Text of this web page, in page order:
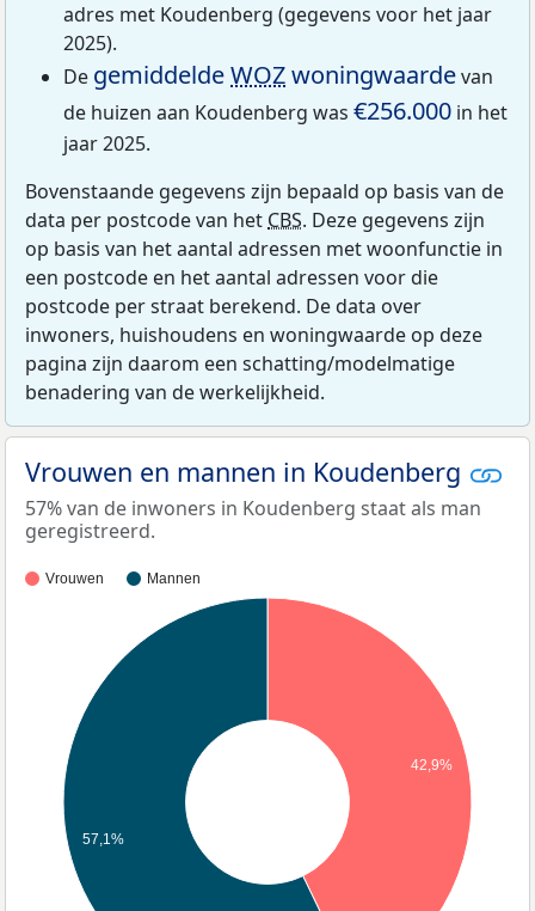
adres met Koudenberg (gegevens voor het jaar
2025).
De gemiddeldeWOZwoningwaardevan
de huizen aan Koudenberg was €256.000 in het
jaar 2025.
Bovenstaande gegevens zijn bepaald op basis van de
data per postcode van het CBS. Deze gegevens zijn
op basis van het aantal adressen met woonfunctie in
een postcode en het aantal adressen voor die
postcode per straat berekend. De data over
inwoners, huishoudens en woningwaarde op deze
pagina zijn daarom een schatting/modelmatige
benadering van de werkelijkheid.
Vrouwen en mannen in Koudenberg
57% van de inwoners in Koudenberg staat als man
geregistreerd.
Vrouwen Mannen
42,9%
57,1%